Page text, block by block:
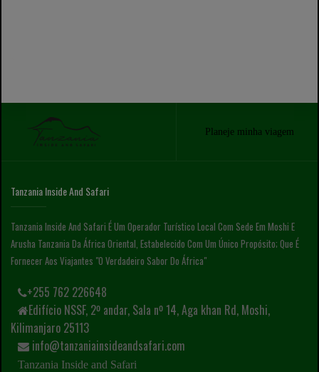
Planeje minha viagem
Tanzania Inside And Safari
Tanzania Inside And Safari É Um Operador Turístico Local Com Sede Em Moshi E
Arusha Tanzania Da África Oriental, Estabelecido Com Um Único Propósito; Que É
Fornecer Aos Viajantes "o Verdadeiro Sabor Do África"
+255 762 226648
Edifício NSSF, 2º andar, Sala nº 14, Aga khan Rd, Moshi,
Kilimanjaro 25113
info@tanzaniainsideandsafari.com
Tanzania Inside and Safari